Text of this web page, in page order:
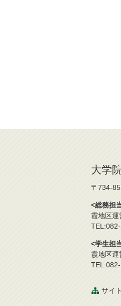
大学
〒734-
<総務担
霞地区
<学生担
霞地区
サイ